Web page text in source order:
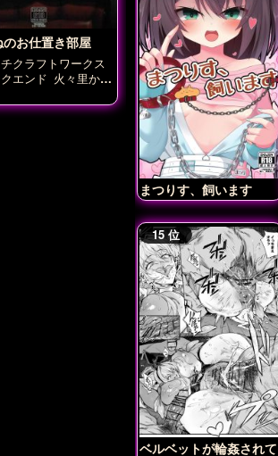
お仕置き部屋
クラフトワークス
エンド 火々里かざ
まつりす、飼います
ベルベットが輪姦されて